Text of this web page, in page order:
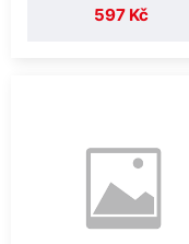
597 Kč